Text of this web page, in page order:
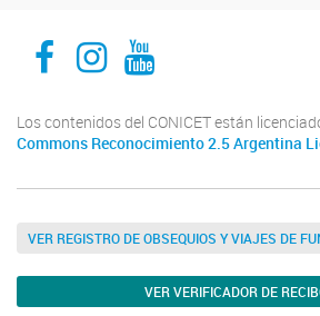
Facebook
Instagram
Youtube
Los contenidos del CONICET están
Commons Reconocimiento 2.5 Argentina
VER REGISTRO DE OBSEQUIOS Y VIAJES DE
VER VERIFICADOR DE